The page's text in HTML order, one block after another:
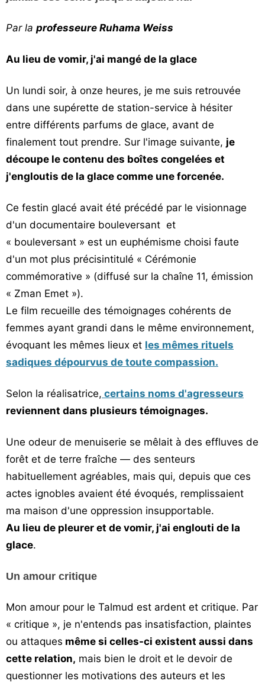
chroniques
Les
adresses
Par la professeure Ruhama Weiss
Au lieu de vomir, j'ai mangé de la glace
Un lundi soir, à onze heures, je me suis retrouvée
dans une supérette de station-service à hésiter
entre différents parfums de glace, avant de
finalement tout prendre. Sur l'image suivante, je
découpe le contenu des boîtes congelées et
j'engloutis de la glace comme une forcenée.
Ce festin glacé avait été précédé par le visionnage
d'un documentaire bouleversant et
« bouleversant » est un euphémisme choisi faute
d'un mot plus précisintitulé « Cérémonie
commémorative » (diffusé sur la chaîne 11, émission
« Zman Emet »).
Le film recueille des témoignages cohérents de
femmes ayant grandi dans le même environnement,
évoquant les mêmes lieux et les mêmes rituels
sadiques dépourvus de toute compassion.
Selon la réalisatrice, certains noms d'agresseurs
reviennent dans plusieurs témoignages.
Une odeur de menuiserie se mêlait à des effluves de
forêt et de terre fraîche — des senteurs
habituellement agréables, mais qui, depuis que ces
actes ignobles avaient été évoqués, remplissaient
ma maison d'une oppression insupportable.
Au lieu de pleurer et de vomir, j'ai englouti de la
glace.
Un amour critique
Mon amour pour le Talmud est ardent et critique. Par
« critique », je n'entends pas insatisfaction, plaintes
ou attaques même si celles-ci existent aussi dans
cette relation, mais bien le droit et le devoir de
questionner les motivations des auteurs et les